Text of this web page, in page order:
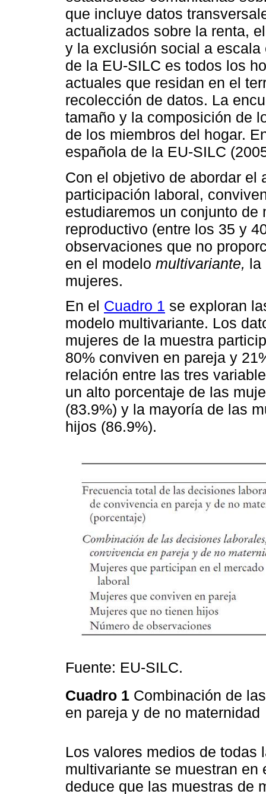
que incluye datos
actualizados sobre la renta,
y la exclusión social a
de la EU-SILC es todos los
actuales que residan en el
recolección de datos. La
tamaño y la composición de
de los miembros del hogar.
española de la EU-SILC
Con el objetivo de abordar
participación laboral,
estudiaremos un conjunto
reproductivo (entre los 35 y
observaciones que no
en el modelo multivariante, la
mujeres.
En el Cuadro 1 se exploran
modelo multivariante. Los
mujeres de la muestra
80% conviven en pareja y
relación entre las tres
un alto porcentaje de las
(83.9%) y la mayoría de las
hijos (86.9%).
Fuente: EU-SILC.
Cuadro 1 Combinación de
en pareja y de no maternidad
Los valores medios de todas
multivariante se muestran en
deduce que las muestras de